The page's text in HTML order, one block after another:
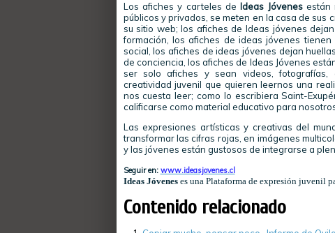
Los afiches y carteles de Ideas Jóvenesestán
públicos y privados, se meten en la casa de sus
su sitio web; los afiches de Ideas jóvenes
formación, los afiches de ideas jóvenes
social, los afiches de ideas jóvenes dejan
de conciencia, los afiches de Ideas Jóvenes
ser solo afiches y sean videos, fotografías,
creatividad juvenil que quieren leernos una
nos cuesta leer; como lo escribiera Saint-
calificarse como material educativo para
Las expresiones artísticas y creativas del
transformar las cifras rojas, en imágenes
y las jóvenes están gustosos de integrarse a
Seguir en: www.ideasjovenes.cl
Ideas Jóveneses una Plataforma de expresión juvenil
Contenido relacionado